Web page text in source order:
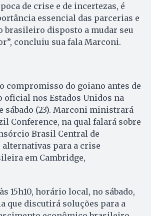
de crise e de incertezas, é
essencial das parcerias e
brasileiro disposto a mudar seu
concluiu sua fala Marconi.
compromisso do goiano antes de
nos Estados Unidos na
sábado (23). Marconi ministrará
Conference, na qual falará sobre
Brasil Central de
alternativas para a crise
em Cambridge,
15h10, horário local, no sábado,
que discutirá soluções para a